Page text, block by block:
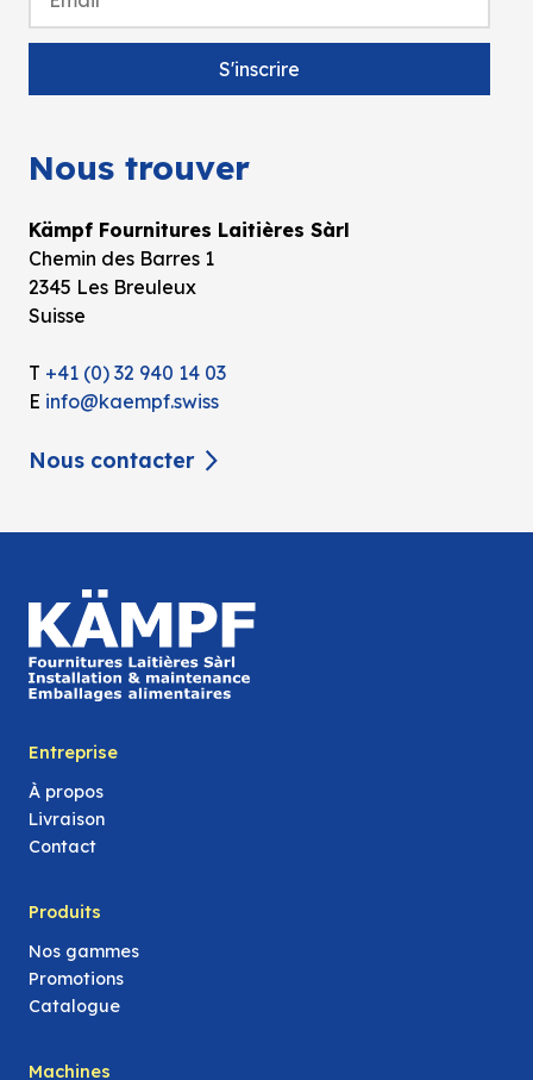
Nous trouver
Kämpf Fournitures Laitières Sàrl
Chemin des Barres 1
2345 Les Breuleux
Suisse
T +41 (0) 32 940 14 03
E info@kaempf.swiss
Nous contacter
Entreprise
À propos
Livraison
Contact
Produits
Nos gammes
Promotions
Catalogue
Machines